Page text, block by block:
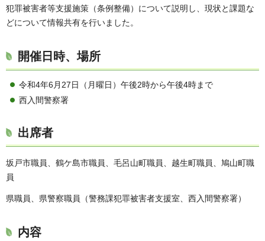
犯罪被害者等支援施策（条例整備）について説明し、現状と課題な
どについて情報共有を行いました。
開催日時、場所
令和4年6月27日（月曜日）午後2時から午後4時まで
西入間警察署
出席者
坂戸市職員、鶴ケ島市職員、毛呂山町職員、越生町職員、鳩山町職
員
県職員、県警察職員（警務課犯罪被害者支援室、西入間警察署）
内容